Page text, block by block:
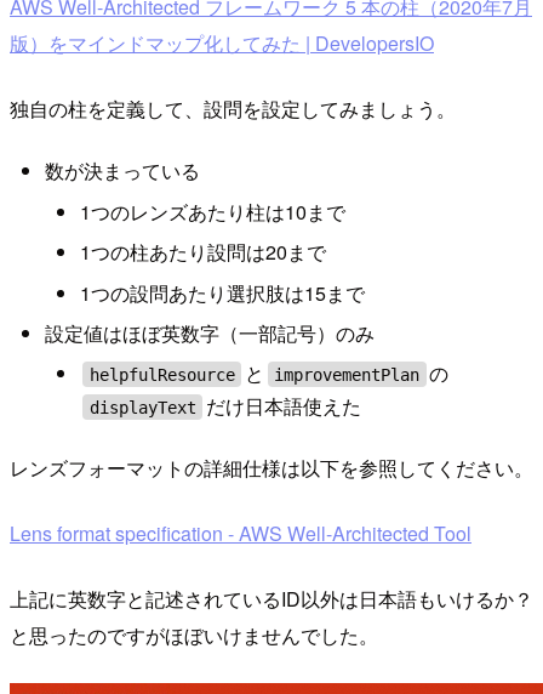
AWS Well-Architected フレームワーク 5 本の柱（2020年7月
版）をマインドマップ化してみた | DevelopersIO
独自の柱を定義して、設問を設定してみましょう。
数が決まっている
1つのレンズあたり柱は10まで
1つの柱あたり設問は20まで
1つの設問あたり選択肢は15まで
設定値はほぼ英数字（一部記号）のみ
helpfulResource と improvementPlan の
displayText だけ日本語使えた
レンズフォーマットの詳細仕様は以下を参照してください。
Lens format specification - AWS Well-Architected Tool
上記に英数字と記述されているID以外は日本語もいけるか？
と思ったのですがほぼいけませんでした。